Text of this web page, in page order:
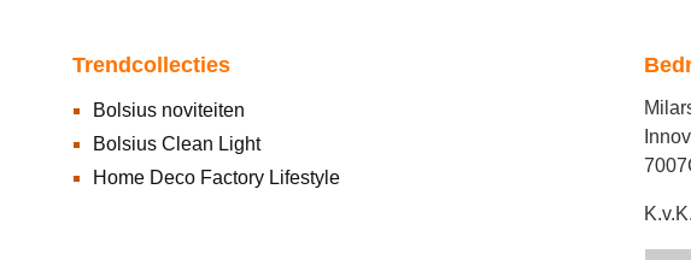
Trendcollecties
Bolsius noviteiten
Bolsius Clean Light
Home Deco Factory Lifestyle